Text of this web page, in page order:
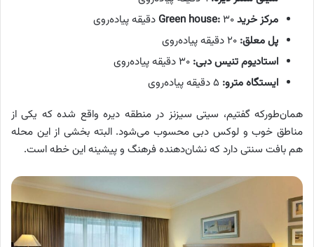
مرکز خرید
Green house: ۳۰ دقیقه پیاده‌روی
پل معلق: ۲۰ دقیقه پیاده‌روی
استادیوم تنیس دبی: ۳۰ دقیقه پیاده‌روی
ایستگاه مترو: ۵ دقیقه پیاده‌روی
همان‌طورکه گفتیم، سیتی سیزنز در منطقه دیره واقع شده که یکی از
مناطق خوب و لوکس دبی محسوب می‌شود. البته بخشی از این محله
هم بافت سنتی دارد که نشان‌دهنده فرهنگ و پیشینه این خطه است.